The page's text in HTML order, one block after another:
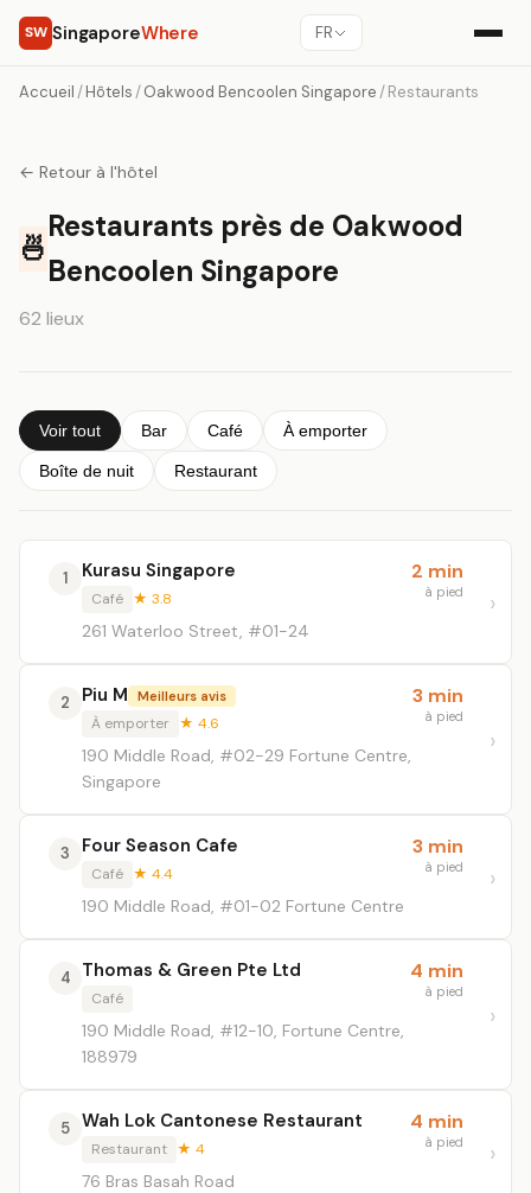
SW SingaporeWhere FR
Accueil /Hôtels /Oakwood Bencoolen Singapore /Restaurants
← Retour à l'hôtel
🍜
Restaurants près de Oakwood
Bencoolen Singapore
62 lieux
Voir tout Bar Café À emporter
Boîte de nuit Restaurant
1 Kurasu Singapore
Café ★ 3.8
261 Waterloo Street, #01-24
2 min
à pied
2 Piu M Meilleurs avis
À emporter ★ 4.6
190 Middle Road, #02-29 Fortune Centre,
Singapore
3 min
à pied
3 Four Season Cafe
Café ★ 4.4
190 Middle Road, #01-02 Fortune Centre
3 min
à pied
4 Thomas & Green Pte Ltd
Café
190 Middle Road, #12-10, Fortune Centre,
188979
4 min
à pied
5 Wah Lok Cantonese Restaurant
Restaurant ★ 4
76 Bras Basah Road
4 min
à pied